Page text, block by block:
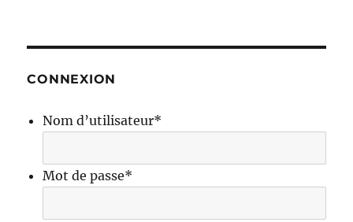
CONNEXION
Nom d’utilisateur*
Mot de passe*